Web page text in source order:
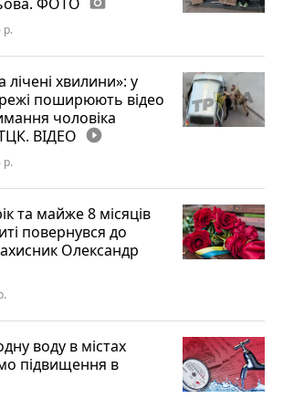
р.
хвилини»: у
поширюють відео
чоловіка
ВІДЕО play_circle_filled
р.
та майже 8 місяців
повернувся до
Олександр
воду в містах
підвищення в